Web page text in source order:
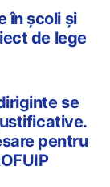
în școli și
de lege
se
pentru